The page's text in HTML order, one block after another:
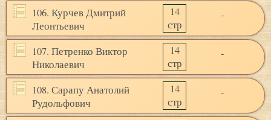
106. Курчев Дмитрий
Леонтьевич
14
стр
-
107. Петренко Виктор
Николаевич
14
стр
-
108. Сарапу Анатолий
Рудольфович
14
стр
-